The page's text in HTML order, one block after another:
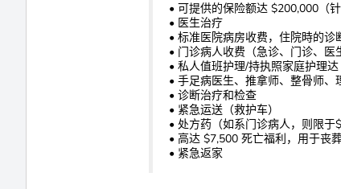
• 可提供的保险额达 $200,000（针
• 医生治疗
• 标准医院病房收费，住院時的诊
• 门诊病人收费（急诊、门诊、医
• 私人值班护理/持执照家庭护理
• 手足病医生、推拿师、整骨师
• 诊断治疗和检查
• 紧急运送（救护车）
• 处方药（如系门诊病人，则限于
• 高达 $7,500 死亡福利，用于丧
• 紧急返家